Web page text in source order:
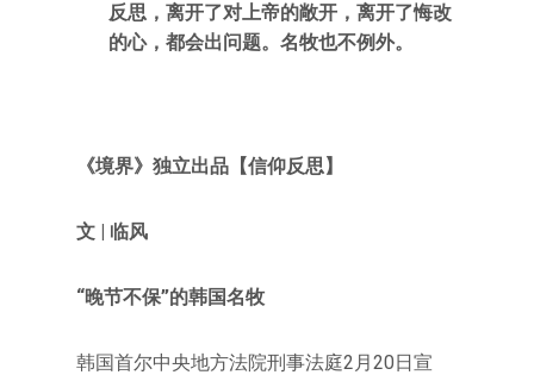
反思，离开了对上帝的敞开，离开了悔改
的心，都会出问题。名牧也不例外。
《境界》独立出品【信仰反思】
文 | 临风
“晚节不保”的韩国名牧
韩国首尔中央地方法院刑事法庭2月20日宣